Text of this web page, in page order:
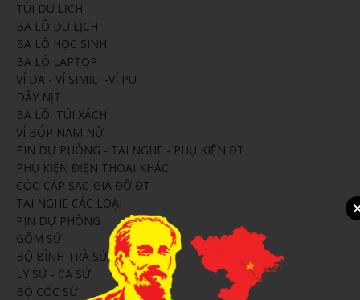
TÚI DU LỊCH
BA LÔ DU LỊCH
BA LÔ HỌC SINH
BA LÔ LAPTOP
VÍ DA - VÍ SIMILI -VÍ PU
DÂY NỊT
BA LÔ, TÚI XÁCH
VÍ BÓP NAM NỮ
PIN DỰ PHÒNG - TAI NGHE - PHỤ KIỆN ĐT
PHỤ KIỆN ĐIỆN THOẠI KHÁC
CÓC-CÁP SẠC-GIÁ ĐỠ ĐT
TAI NGHE CÁC LOẠI
PIN DỰ PHÒNG
GỐM SỨ
BỘ BÌNH TRÀ SỨ
LY SỨ - CA SỨ
BỘ CỐC SỨ